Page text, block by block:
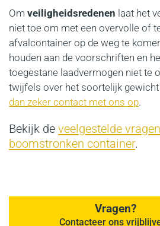
Om veiligheidsredenen laat het
niet toe om met een overvolle of
afvalcontainer op de weg te
houden aan de voorschriften en
toegestane laadvermogen niet te
twijfels over het soortelijk gewicht
dan zeker contact met ons op.
Bekijk de veelgestelde
boomstronken container.
Vragen?
Contacteer ons